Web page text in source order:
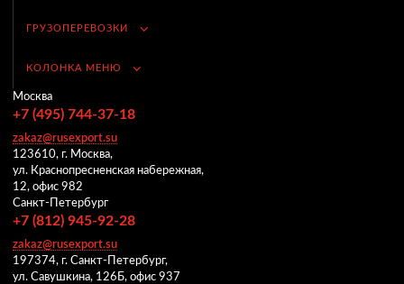
ГРУЗОПЕРЕВОЗКИ
КОЛОНКА МЕНЮ
Москва
+7 (495) 744-37-18
zakaz@rusexport.su
123610, г. Москва,
ул. Краснопресненская набережная,
12, офис 982
Санкт-Петербург
+7 (812) 945-92-28
zakaz@rusexport.su
197374, г. Санкт-Петербург,
ул. Савушкина, 126Б, офис 937